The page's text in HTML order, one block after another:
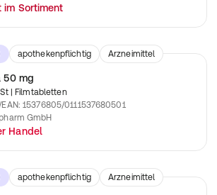
im Sortiment
apothekenpflichtig Arzneimittel
50 mg
| Filmtabletten
EAN:15376805/0111537680501
GmbH
Handel
apothekenpflichtig Arzneimittel